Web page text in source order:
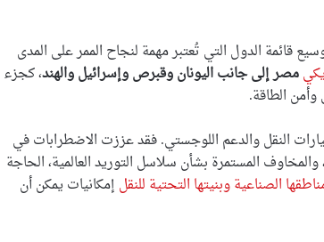
قائمة الدول التي تُعتبر مهمة لنجاح الممر على المدى
مصر إلى جانب اليونان وقبرص وإسرائيل والهند، كجزء
الطاقة.
النقل والدعم اللوجستي. فقد عززت الاضطرابات في
المستمرة بشأن سلاسل التوريد العالمية، الحاجة
الصناعية وبنيتها التحتية للنقل إمكانيات يمكن أن